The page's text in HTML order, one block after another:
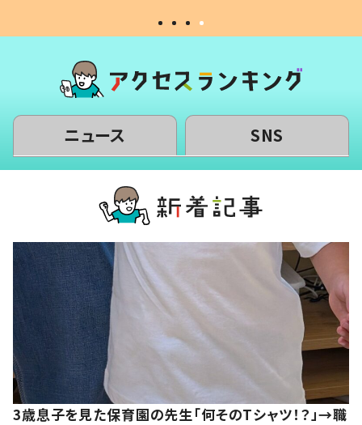
ニュース SNS
3歳息子を見た保育園の先生「何そのTシャツ！？」→職